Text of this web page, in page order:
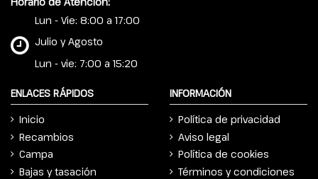
Lun - Vie: 8:00 a 17:00
Julio y Agosto
Lun - vie: 7:00 a 15:20
ENLACES RÁPIDOS
Inicio
Recambios
Campa
Bajas y tasación
INFORMACIÓN
Política de privacidad
Aviso legal
Política de cookies
Términos y condiciones